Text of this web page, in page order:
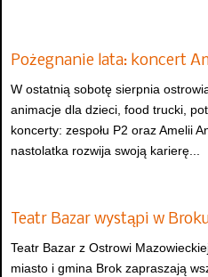
Pożegnanie lata: koncert
W ostatnią sobotę sierpnia
animacje dla dzieci, food trucki,
koncerty: zespołu P2 oraz Amelii
nastolatka rozwija swoją karierę...
Teatr Bazar wystąpi w
Teatr Bazar z Ostrowi
miasto i gmina Brok zapraszają